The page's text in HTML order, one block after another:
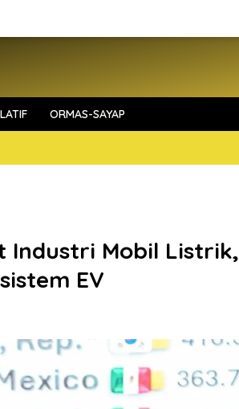
ORMAS-SAYAP
Industri Mobil Listrik,
EV